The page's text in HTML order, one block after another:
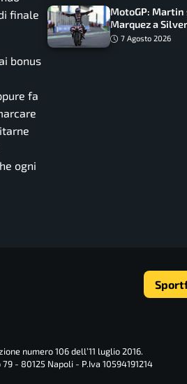
finale
bonus
fa
ogni
MotoGP: Martin
Marquez a
programma e gli
7 Agosto 2026
numero 106 dell’11 luglio 2016.
- 80125 Napoli - P.Iva 10594191214